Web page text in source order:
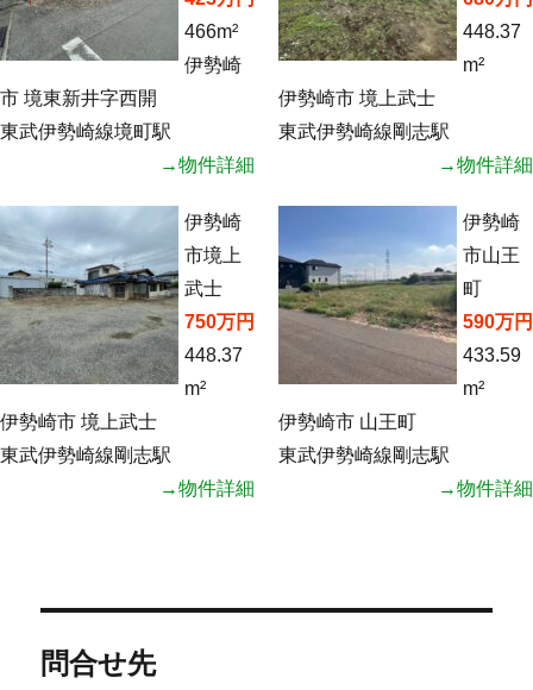
466m²
伊勢崎
市 境東新井字西開
東武伊勢崎線境町駅
→物件詳細
448.37
m²
伊勢崎市 境上武士
東武伊勢崎線剛志駅
→物件詳細
伊勢崎
市境上
武士
750万円
448.37
m²
伊勢崎市 境上武士
東武伊勢崎線剛志駅
→物件詳細
伊勢崎
市山王
町
590万円
433.59
m²
伊勢崎市 山王町
東武伊勢崎線剛志駅
→物件詳細
問合せ先